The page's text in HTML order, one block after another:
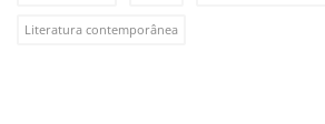
Literatura contemporânea